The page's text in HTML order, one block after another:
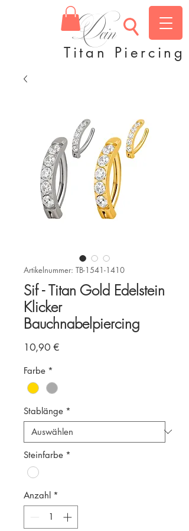
Titan Piercing
Dein
Artikelnummer: TB-1541-1410
Sif - Titan Gold Edelstein
Klicker
Bauchnabelpiercing
10,90 €
Farbe *
Stablänge *
Steinfarbe *
Anzahl *